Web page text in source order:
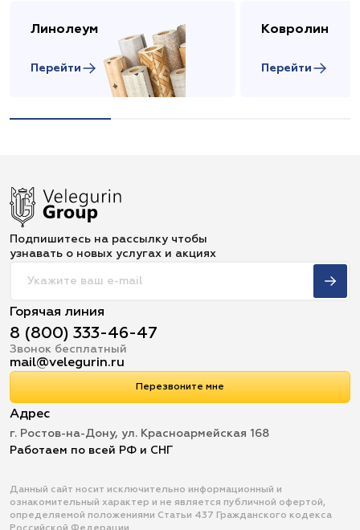
Линолеум
Перейти
Ковролин
Перейти
Подпишитесь на рассылку чтобы
узнавать о новых услугах и акциях
Горячая линия
8 (800) 333-46-47
Звонок бесплатный
mail@velegurin.ru
Перезвоните мне
Адрес
г. Ростов-на-Дону, ул. Красноармейская 168
Работаем по всей РФ и СНГ
Данный сайт носит исключительно информационный и
ознакомительный характер и не является публичной офертой,
определяемой положениями Статьи 437 Гражданского кодекса